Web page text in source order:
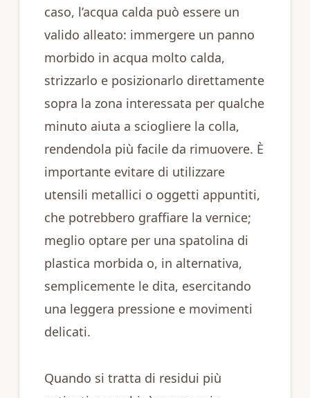
caso, l’acqua calda può essere un
valido alleato: immergere un panno
morbido in acqua molto calda,
strizzarlo e posizionarlo direttamente
sopra la zona interessata per qualche
minuto aiuta a sciogliere la colla,
rendendola più facile da rimuovere. È
importante evitare di utilizzare
utensili metallici o oggetti appuntiti,
che potrebbero graffiare la vernice;
meglio optare per una spatolina di
plastica morbida o, in alternativa,
semplicemente le dita, esercitando
una leggera pressione e movimenti
delicati.
Quando si tratta di residui più